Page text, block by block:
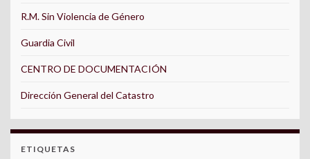
R.M. Sin Violencia de Género
Guardia Civil
CENTRO DE DOCUMENTACIÓN
Dirección General del Catastro
ETIQUETAS